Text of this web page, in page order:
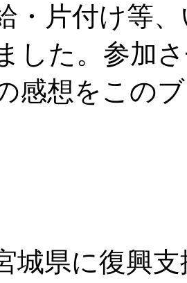
・片付け等
した。参加
感想をこの
城県に復興